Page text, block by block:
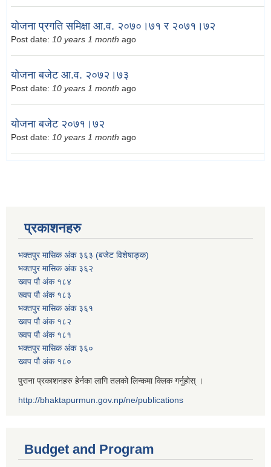
योजना प्रगति समिक्षा आ.व. २०७०।७१ र २०७१।७२
Post date: 10 years 1 month ago
योजना बजेट आ.व. २०७२।७३
Post date: 10 years 1 month ago
योजना बजेट २०७१।७२
Post date: 10 years 1 month ago
प्रकाशनहरु
भक्तपुर मासिक अंक ३६३ (बजेट विशेषाङ्क)
भक्तपुर मासिक अंक ३६२
ख्वप पौ अंक १८४
ख्वप पौ अंक १८३
भक्तपुर मासिक अंक ३६१
ख्वप पौ अंक १८२
ख्वप पौ अंक १८१
भक्तपुर मासिक अंक ३६०
ख्वप पौ अंक १८०
पुराना प्रकाशनहरु हेर्नका लागि तलको लिन्कमा क्लिक गर्नुहोस् ।
http://bhaktapurmun.gov.np/ne/publications
Budget and Program